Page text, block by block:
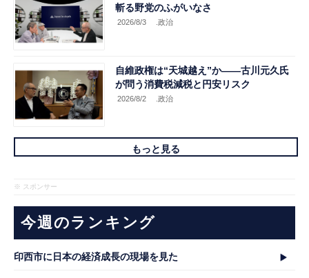
斬る野党のふがいなさ
2026/8/3 .政治
自維政権は“天城越え”か――古川元久氏
が問う消費税減税と円安リスク
2026/8/2 .政治
もっと見る
※ スポンサー
今週のランキング
印西市に日本の経済成長の現場を見た